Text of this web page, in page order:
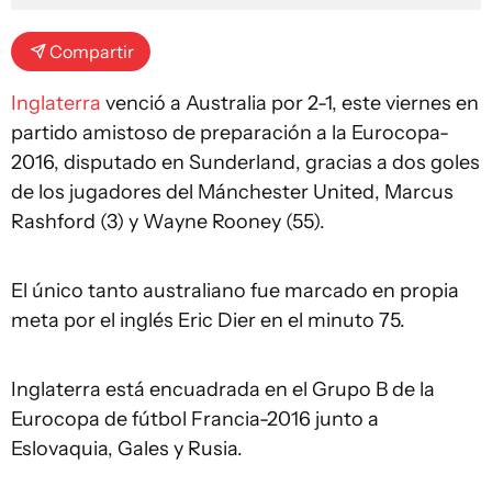
Compartir
Inglaterra venció a Australia por 2-1, este viernes en
partido amistoso de preparación a la Eurocopa-
2016, disputado en Sunderland, gracias a dos goles
de los jugadores del Mánchester United, Marcus
Rashford (3) y Wayne Rooney (55).
El único tanto australiano fue marcado en propia
meta por el inglés Eric Dier en el minuto 75.
Inglaterra está encuadrada en el Grupo B de la
Eurocopa de fútbol Francia-2016 junto a
Eslovaquia, Gales y Rusia.